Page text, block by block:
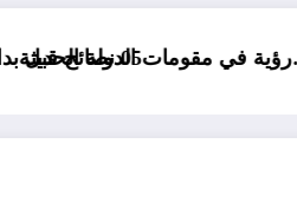
الدولة الحديثة
05 نصائح قبل بداية الموسم الجامعي الجديد لطلبة الطب